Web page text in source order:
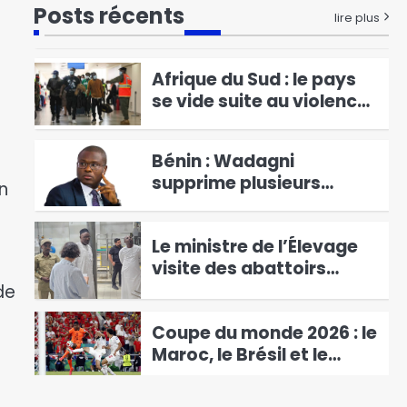
Posts récents lire plus
1
du 6ᵉ arrondissement
remanie son budget
2
Afrique du Sud : le pays
se vide suite au violences
et intimidation des
3
Bénin : Wadagni
supprime plusieurs
agences pour redresser
4
Le ministre de l’Élevage
visite des abattoirs
du CIERD de Djarmaya
5
Coupe du monde 2026 : le
Maroc, le Brésil et le